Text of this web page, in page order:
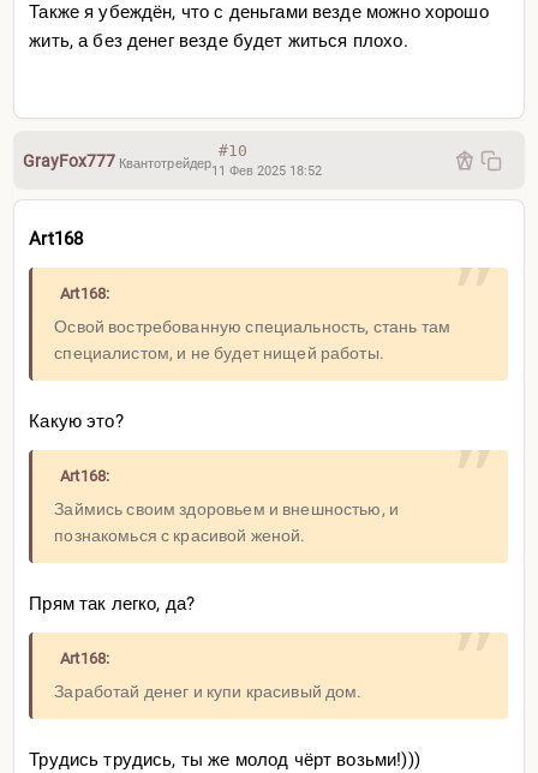
Также я убеждён, что с деньгами везде можно хорошо
жить, а без денег везде будет житься плохо.
GrayFox777 Квантотрейдер
#10
11 Фев 2025 18:52
Art168
Art168:
Освой востребованную специальность, стань там
специалистом, и не будет нищей работы.
Какую это?
Art168:
Займись своим здоровьем и внешностью, и
познакомься с красивой женой.
Прям так легко, да?
Art168:
Заработай денег и купи красивый дом.
Трудись трудись, ты же молод чёрт возьми!)))